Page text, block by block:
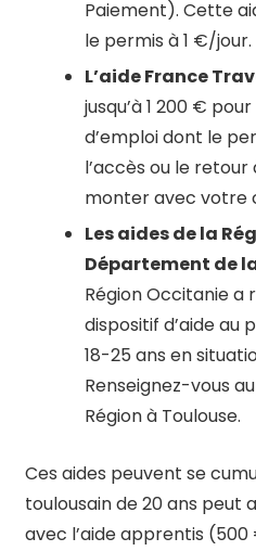
Paiement). Cette
le permis à 1 €/jour.
L’aide France
jusqu’à 1 200 €
d’emploi dont le
l’accès ou le retour
monter avec votre
Les aides de la
Département de
Région Occitanie a
dispositif d’aide au
18-25 ans en
Renseignez-vous
Région à Toulouse.
Ces aides peuvent se
toulousain de 20 ans peut
avec l’aide apprentis (500